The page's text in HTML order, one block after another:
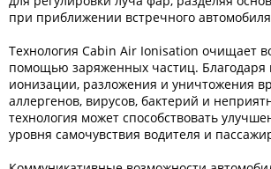
при приближении встречного
Технология Cabin Air Ionisation очищает
помощью заряженных частиц. Благодаря
ионизации, разложения и уничтожения
аллергенов, вирусов, бактерий и
технология может способствовать
уровня самочувствия водителя и